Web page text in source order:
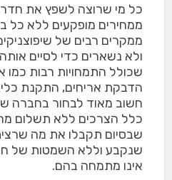
כל מי שרוצה לשפץ את
ממחירים מופקעים ללא כל
ממקרים רבים של
ולא נשארים כדי לסיים
שכולל התמחויות רבות כמו
הדבקת אריחים, התקנת כלים
חשוב מאוד לבחור בחברה
כלל הצרכים ללא תשלום
שבסיום תקבלו את מה
שנקבע וללא השמטות של
אינו מתמחה בהם.